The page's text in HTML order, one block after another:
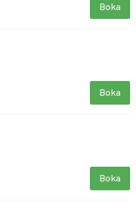
Boka
Boka
Boka